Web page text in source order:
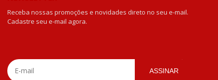
Receba nossas promoções e novidades direto no seu e-mail.
Cadastre seu e-mail agora.
ASSINAR